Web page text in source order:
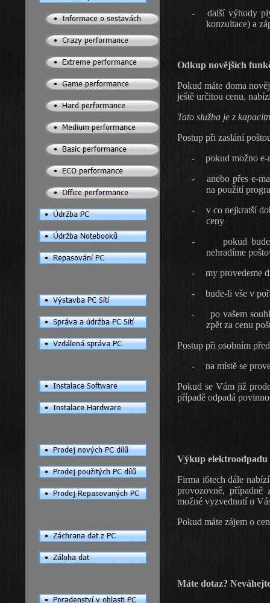
-
další výhody
konzultace) a
Odkup novějších
Pokud máte doma
ještě určitou cenu,
Tato služba je z
Postup při zaslání
-
pokud možno e-
- anebo přes e-
na použití
-
v co nejkratší
ceny
-
pokud
nehradíme
-
my provedeme
-
bude-li vše v
-
po vašem
zpět za cenu
Postup při osobním
-
na místě se
Pokud se Vám již
případě odpadá
Výkup elektroodpadu
Firma i6tech dále
provozovně, případně
možné vyzvednutí u
Pokud máte zájem o
Máte dotaz?